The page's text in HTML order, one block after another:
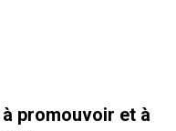
promouvoir et à